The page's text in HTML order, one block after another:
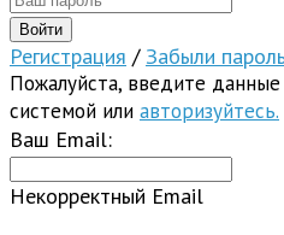
Регистрация / Забыли
Пожалуйста, введите
системой или авторизуйтесь.
Ваш Email:
Некорректный Email